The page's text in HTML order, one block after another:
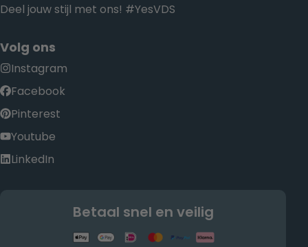
Deel jouw stijl met ons! #YesVDS
Volg ons
Instagram
Facebook
Pinterest
Youtube
LinkedIn
Betaal snel en veilig